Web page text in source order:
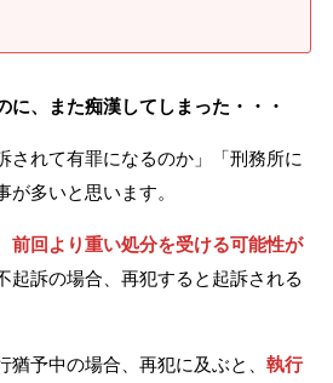
に、また痴漢してしまった・・・
されて有罪になるのか」「刑務所に
が多いと思います。
前回より重い処分を受ける可能性が
起訴の場合、再犯すると起訴される
猶予中の場合、再犯に及ぶと、 執行